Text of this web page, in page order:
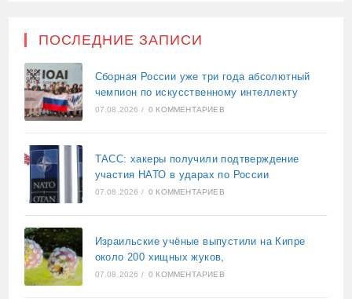
ПОСЛЕДНИЕ ЗАПИСИ
Сборная России уже три года абсолютный
чемпион по искусственному интеллекту
07.08.2026 / 0 КОММЕНТАРИЕВ
ТАСС: хакеры получили подтверждение
участия НАТО в ударах по России
07.08.2026 / 0 КОММЕНТАРИЕВ
Израильские учёные выпустили на Кипре
около 200 хищных жуков,
07.08.2026 / 0 КОММЕНТАРИЕВ